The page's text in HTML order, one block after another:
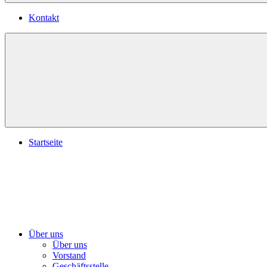
Kontakt
Startseite
Über uns
Über uns
Vorstand